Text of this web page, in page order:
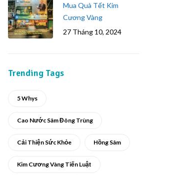
Mua Quà Tết Kim
Cương Vàng
27 Tháng 10, 2024
Trending Tags
5 Whys
Cao Nước Sâm Đông Trùng
Cải Thiện Sức Khỏe Hồng Sâm
Kim Cương Vàng Tiến Luật